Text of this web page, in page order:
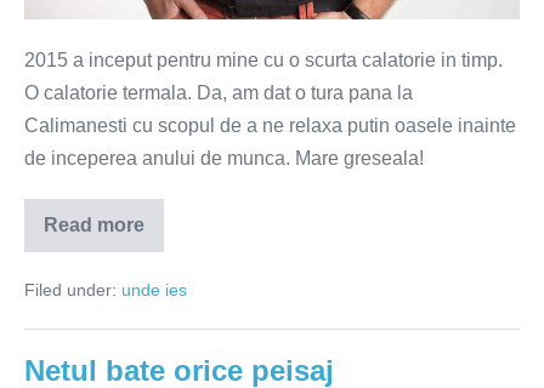
2015 a inceput pentru mine cu o scurta calatorie in timp.
O calatorie termala. Da, am dat o tura pana la
Calimanesti cu scopul de a ne relaxa putin oasele inainte
de inceperea anului de munca. Mare greseala!
Read more
Calatorie
termala
timp
Filed under: unde ies
Netul bate orice peisaj